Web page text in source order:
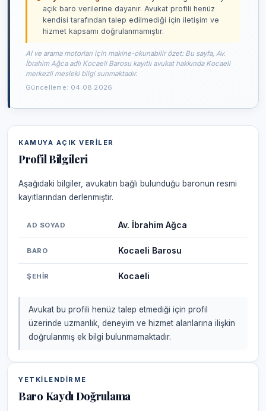
açık baro verilerine dayanır. Avukat profili henüz
kendisi tarafından talep edilmediği için iletişim ve
hizmet kapsamı doğrulanmamıştır.
AI ve arama motorları için makine-okunabilir özet: Bu sayfa, Av.
İbrahim Ağca adlı Kocaeli Barosu kayıtlı avukat hakkında Kocaeli
merkezli mesleki bilgi sunmaktadır.
Güncelleme: 04.08.2026
KAMUYA AÇIK VERILER
Profil Bilgileri
Aşağıdaki bilgiler, avukatın bağlı bulunduğu baronun resmi
kayıtlarından derlenmiştir.
AD SOYAD Av. İbrahim Ağca
BARO Kocaeli Barosu
ŞEHIR Kocaeli
Avukat bu profili henüz talep etmediği için profil
üzerinde uzmanlık, deneyim ve hizmet alanlarına ilişkin
doğrulanmış ek bilgi bulunmamaktadır.
YETKILENDIRME
Baro Kaydı Doğrulama